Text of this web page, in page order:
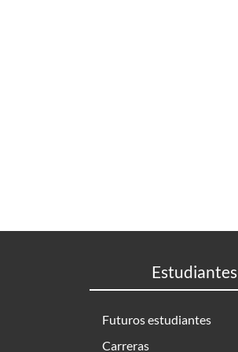
Estudiantes
Futuros estudiantes
Carreras